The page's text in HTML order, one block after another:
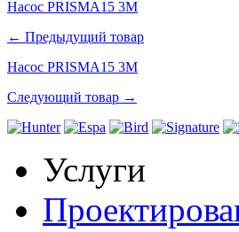
Насос PRISMA15 3M
← Предыдущий товар
Насос PRISMA15 3M
Следующий товар →
Услуги